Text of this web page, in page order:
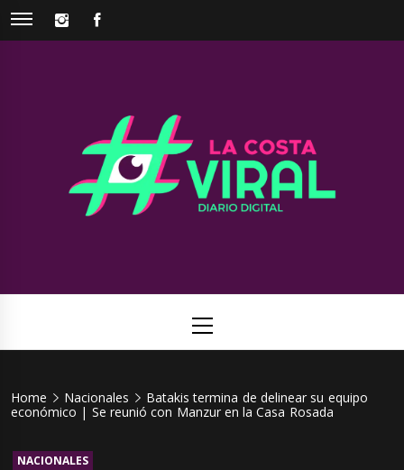
Skip
INSTAGRAM
Viral
Menu
Home Nacionales
Batakis termina de delinear su equipo
económico | Se reunió con Manzur en la Casa Rosada
NACIONALES